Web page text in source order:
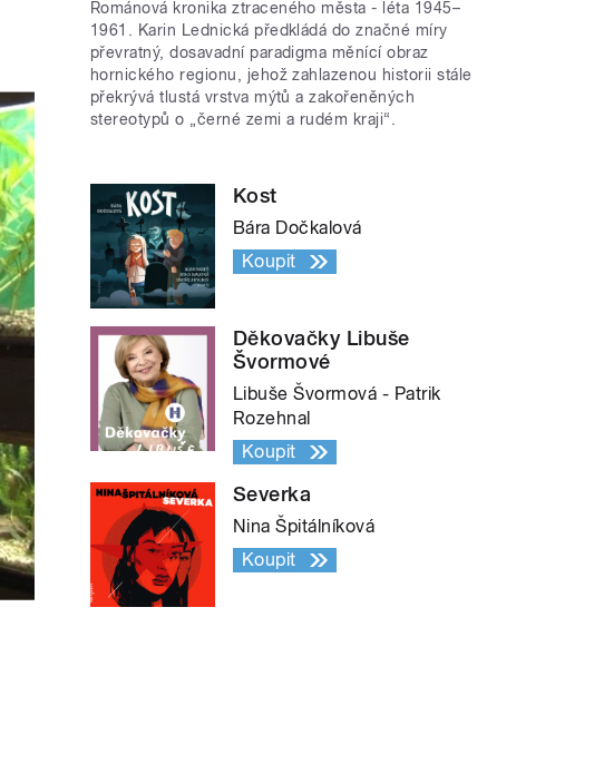
Románová kronika ztraceného města - léta 1945–
1961. Karin Lednická předkládá do značné míry
převratný, dosavadní paradigma měnící obraz
hornického regionu, jehož zahlazenou historii stále
překrývá tlustá vrstva mýtů a zakořeněných
stereotypů o „černé zemi a rudém kraji“.
Kost
Bára Dočkalová
Koupit
Děkovačky Libuše
Švormové
Libuše Švormová - Patrik
Rozehnal
Koupit
Severka
Nina Špitálníková
Koupit